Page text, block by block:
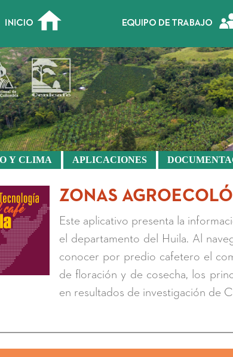
Y CLIMA APLICACIONES
ZONAS
Este aplicativo presenta la
el departamento del Huila. Al
conocer por predio cafetero el
de floración y de cosecha, los
en resultados de investigación de